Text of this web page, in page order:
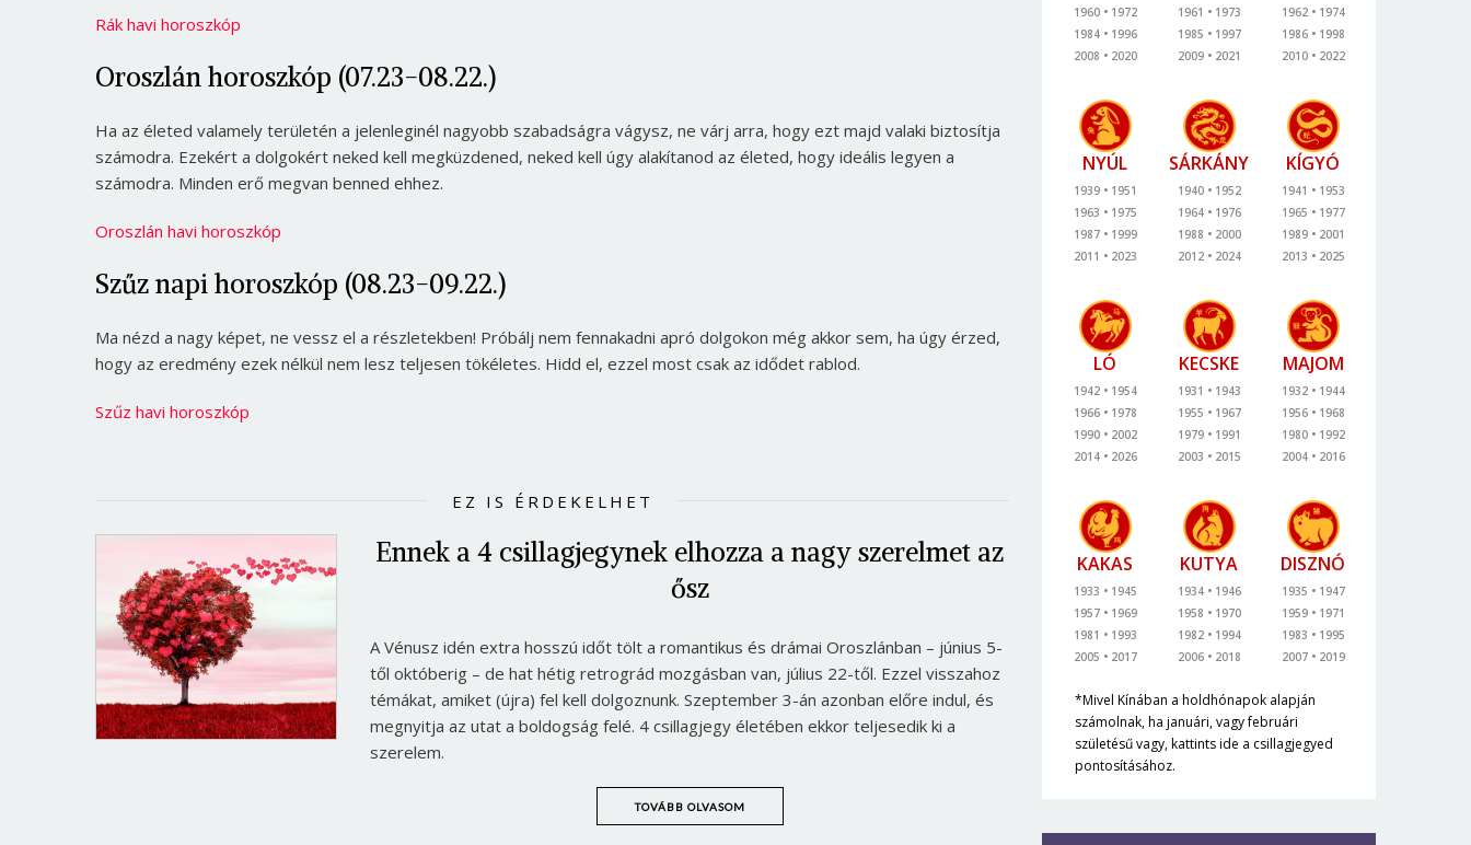
Rák havi horoszkóp
Oroszlán horoszkóp (07.23-08.22.)
Ha az életed valamely területén a jelenleginél nagyobb szabadságra vágysz, ne várj arra, hogy ezt majd valaki biztosítja
számodra. Ezekért a dolgokért neked kell megküzdened, neked kell úgy alakítanod az életed, hogy ideális legyen a
számodra. Minden erő megvan benned ehhez.
Oroszlán havi horoszkóp
Szűz napi horoszkóp (08.23-09.22.)
Ma nézd a nagy képet, ne vessz el a részletekben! Próbálj nem fennakadni apró dolgokon még akkor sem, ha úgy érzed,
hogy az eredmény ezek nélkül nem lesz teljesen tökéletes. Hidd el, ezzel most csak az idődet rablod.
Szűz havi horoszkóp
EZ IS ÉRDEKELHET
Ennek a 4 csillagjegynek elhozza a nagy szerelmet az
ősz
A Vénusz idén extra hosszú időt tölt a romantikus és drámai Oroszlánban – június 5-
től októberig – de hat hétig retrográd mozgásban van, július 22-től. Ezzel visszahoz
témákat, amiket (újra) fel kell dolgoznunk. Szeptember 3-án azonban előre indul, és
megnyitja az utat a boldogság felé. 4 csillagjegy életében ekkor teljesedik ki a
szerelem.
TOVÁBB OLVASOM
1960
1972
1984
1996
2008
2020
1961
1973
1985
1997
2009
2021
1962
1974
1986
1998
2010
2022
NYÚL
1939
1951
1963
1975
1987
1999
2011
2023
SÁRKÁNY
1940
1952
1964
1976
1988
2000
2012
2024
KÍGYÓ
1941
1953
1965
1977
1989
2001
2013
2025
LÓ
1942
1954
1966
1978
1990
2002
2014
2026
KECSKE
1931
1943
1955
1967
1979
1991
2003
2015
MAJOM
1932
1944
1956
1968
1980
1992
2004
2016
KAKAS
1933
1945
1957
1969
1981
1993
2005
2017
KUTYA
1934
1946
1958
1970
1982
1994
2006
2018
DISZNÓ
1935
1947
1959
1971
1983
1995
2007
2019
*Mivel Kínában a holdhónapok alapján
számolnak, ha januári, vagy februári
születésű vagy, kattints ide a csillagjegyed
pontosításához.
Mégse Bejelentkezés